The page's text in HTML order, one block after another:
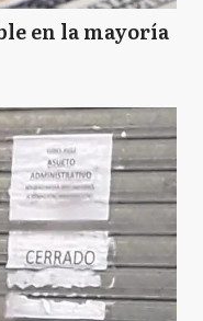
en la mayoría